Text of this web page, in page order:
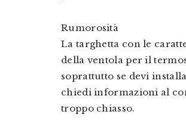
Rumorosità
La targhetta con le
della ventola per il
soprattutto se devi
chiedi informazioni al
troppo chiasso.